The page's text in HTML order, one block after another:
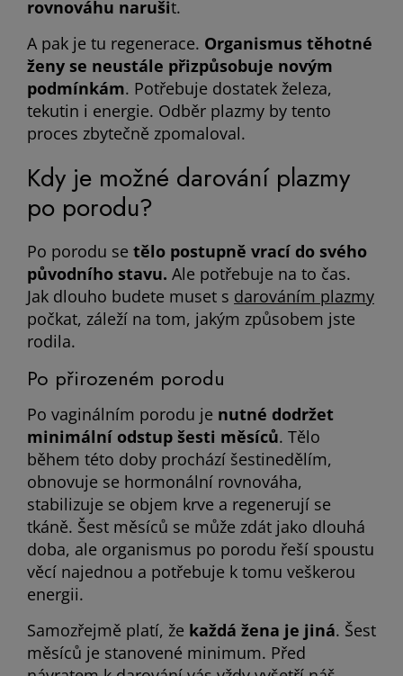
rovnováhu narušit.
A pak je tu regenerace. Organismus těhotné
ženy se neustále přizpůsobuje novým
podmínkám. Potřebuje dostatek železa,
tekutin i energie. Odběr plazmy by tento
proces zbytečně zpomaloval.
Kdy je možné darování plazmy
po porodu?
Po porodu se tělo postupně vrací do svého
původního stavu. Ale potřebuje na to čas.
Jak dlouho budete muset s darováním plazmy
počkat, záleží na tom, jakým způsobem jste
rodila.
Po přirozeném porodu
Po vaginálním porodu je nutné dodržet
minimální odstup šesti měsíců. Tělo
během této doby prochází šestinedělím,
obnovuje se hormonální rovnováha,
stabilizuje se objem krve a regenerují se
tkáně. Šest měsíců se může zdát jako dlouhá
doba, ale organismus po porodu řeší spoustu
věcí najednou a potřebuje k tomu veškerou
energii.
Samozřejmě platí, že každá žena je jiná. Šest
měsíců je stanovené minimum. Před